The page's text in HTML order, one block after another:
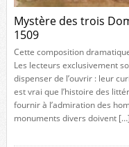
Mystère des trois
1509
Cette composition
Les lecteurs exclusivement
dispenser de l’ouvrir : leur
est vrai que l’histoire des
fournir à l’admiration des
monuments divers doivent […]